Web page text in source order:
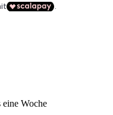
Woche